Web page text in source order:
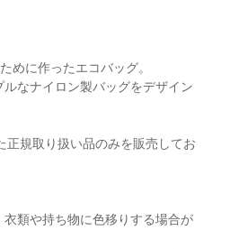
めに作ったエコバッグ。
なナイロン製バッグをデザイン
規取り扱い品のみを販売してお
類や持ち物に色移りする場合が